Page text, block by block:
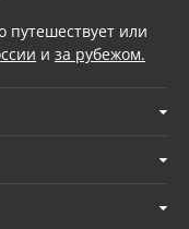
путешествует или
и за рубежом.